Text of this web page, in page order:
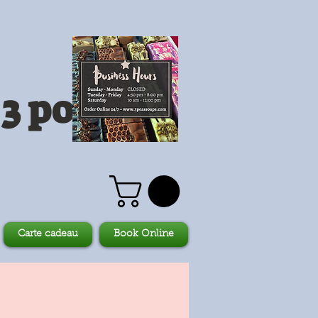
pois
Carte cadeau Book Online